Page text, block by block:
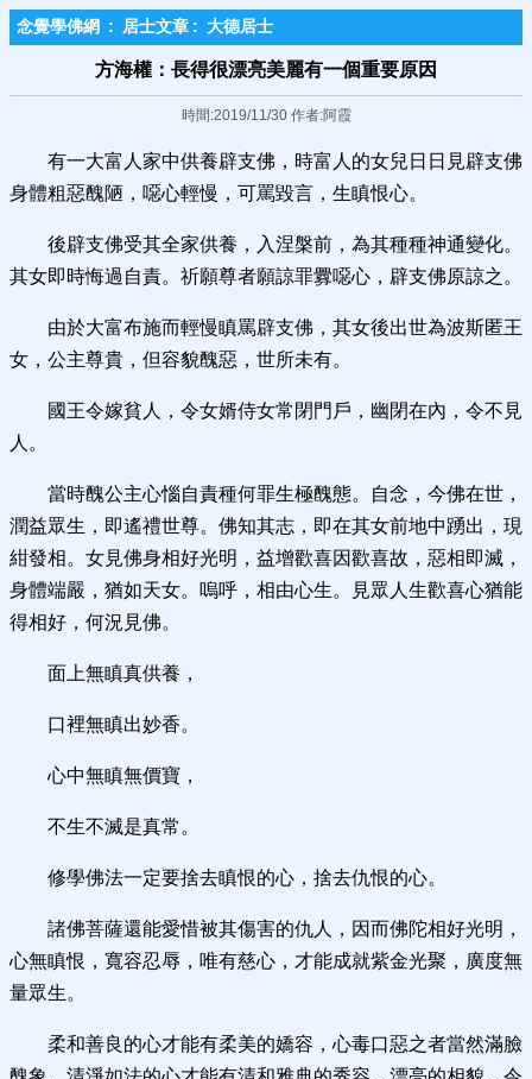
念覺學佛網 : 居士文章 : 大德居士
方海權：長得很漂亮美麗有一個重要原因
時間:2019/11/30 作者:阿霞
有一大富人家中供養辟支佛，時富人的女兒日日見辟支佛
身體粗惡醜陋，噁心輕慢，可罵毀言，生瞋恨心。
後辟支佛受其全家供養，入涅槃前，為其種種神通變化。
其女即時悔過自責。祈願尊者願諒罪釁噁心，辟支佛原諒之。
由於大富布施而輕慢瞋罵辟支佛，其女後出世為波斯匿王
女，公主尊貴，但容貌醜惡，世所未有。
國王令嫁貧人，令女婿侍女常閉門戶，幽閉在內，令不見
人。
當時醜公主心惱自責種何罪生極醜態。自念，今佛在世，
潤益眾生，即遙禮世尊。佛知其志，即在其女前地中踴出，現
紺發相。女見佛身相好光明，益增歡喜因歡喜故，惡相即滅，
身體端嚴，猶如天女。嗚呼，相由心生。見眾人生歡喜心猶能
得相好，何況見佛。
面上無瞋真供養，
口裡無瞋出妙香。
心中無瞋無價寶，
不生不滅是真常。
修學佛法一定要捨去瞋恨的心，捨去仇恨的心。
諸佛菩薩還能愛惜被其傷害的仇人，因而佛陀相好光明，
心無瞋恨，寬容忍辱，唯有慈心，才能成就紫金光聚，廣度無
量眾生。
柔和善良的心才能有柔美的嬌容，心毒口惡之者當然滿臉